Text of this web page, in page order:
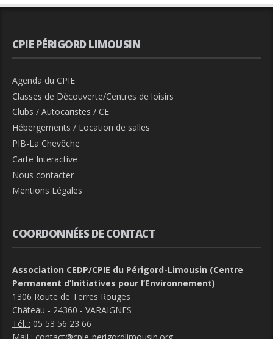
CPIE PÉRIGORD LIMOUSIN
Agenda du CPIE
Classes de Découverte/Centres de loisirs
Clubs / Autocaristes / CE
Hébergements / Location de salles
PIB-La Chevêche
Carte Interactive
Nous contacter
Mentions Légales
COORDONNÉES DE CONTACT
Association CEDP/CPIE du Périgord-Limousin (Centre
Permanent d’Initiatives pour l’Environnement)
1306 Route de Terres Rouges
Château - 24360 - VARAIGNES
Tél. : 05 53 56 23 66